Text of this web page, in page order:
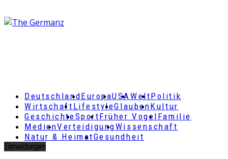
DeutschlandEuropaUSAWeltPolitik
Wirtschaft LifestyleGlaubenKultur
GeschichteSportFrüher Vogel Familie
MedienVerteidigungWissenschaft
Natur & HeimatGesundheit
Eilmeldungen